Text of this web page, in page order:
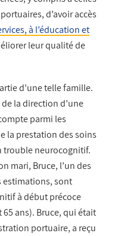
d’avoir accès
à l’éducation et
leur qualité de
d’une telle famille.
la direction d’une
parmi les
la prestation des soins
trouble neurocognitif.
mari, Bruce, l’un des
estimations, sont
à début précoce
ans). Bruce, qui était
portuaire, a reçu